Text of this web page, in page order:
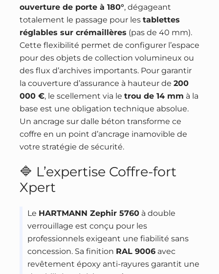
ouverture de porte à 180°, dégageant
totalement le passage pour les tablettes
réglables sur crémaillères (pas de 40 mm).
Cette flexibilité permet de configurer l’espace
pour des objets de collection volumineux ou
des flux d’archives importants. Pour garantir
la couverture d’assurance à hauteur de 200
000 €, le scellement via le trou de 14 mm à la
base est une obligation technique absolue.
Un ancrage sur dalle béton transforme ce
coffre en un point d’ancrage inamovible de
votre stratégie de sécurité.
🔷 L’expertise Coffre-fort
Xpert
Le HARTMANN Zephir 5760 à double
verrouillage est conçu pour les
professionnels exigeant une fiabilité sans
concession. Sa finition RAL 9006 avec
revêtement époxy anti-rayures garantit une